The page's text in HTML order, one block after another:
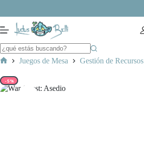
contenido
Juegos de Mesa Gestión de Recursos
-5%